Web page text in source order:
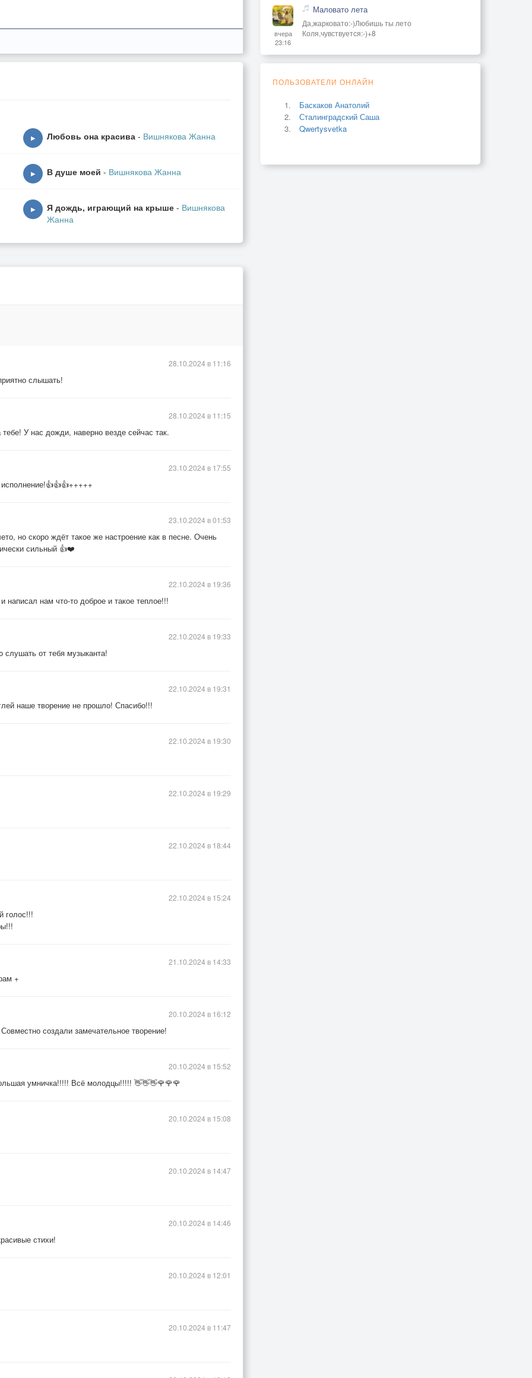
▶ Любовь она красива - Вишнякова Жанна
▶ В душе моей - Вишнякова Жанна
▶ Я дождь, играющий на крыше - Вишнякова
Жанна
слышать!
28.10.2024 в 11:16
У нас дожди, наверно везде сейчас так.
28.10.2024 в 11:15
23.10.2024 в 17:55
но скоро ждёт такое же настроение как в песне. Очень
сильный 👍❤️
23.10.2024 в 01:53
нам что-то доброе и такое теплое!!!
22.10.2024 в 19:36
от тебя музыканта!
22.10.2024 в 19:33
наше творение не прошло! Спасибо!!!
22.10.2024 в 19:31
22.10.2024 в 19:30
22.10.2024 в 19:29
22.10.2024 в 18:44
голос!!!
22.10.2024 в 15:24
+
21.10.2024 в 14:33
создали замечательное творение!
20.10.2024 в 16:12
умничка!!!!! Всё молодцы!!!!! 👋👋👋🌹🌹🌹
20.10.2024 в 15:52
20.10.2024 в 15:08
20.10.2024 в 14:47
стихи!
20.10.2024 в 14:46
20.10.2024 в 12:01
20.10.2024 в 11:47
вчера
23:16
Маловато лета
Да,жарковато:-)Любишь ты лето
Коля,чувствуется:-)+8
ПОЛЬЗОВАТЕЛИ ОНЛАЙН
Баскаков Анатолий
Сталинградский Саша
Qwertysvetka